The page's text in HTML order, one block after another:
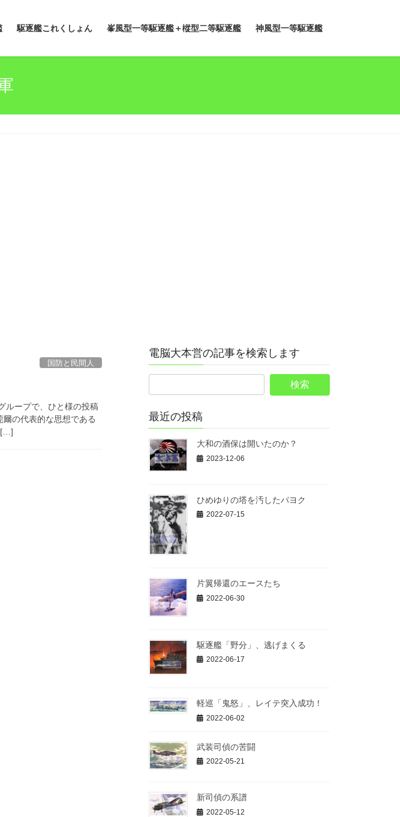
駆逐艦これくしょん 峯風型一等駆逐艦＋樅型二等駆逐艦 神風型一等駆逐艦
国防と民間人
ループで、ひと様の投稿
爾の代表的な思想である
[…]
電脳大本営の記事を検索します
最近の投稿
大和の酒保は開いたのか？
2023-12-06
ひめゆりの塔を汚したパヨク
2022-07-15
片翼帰還のエースたち
2022-06-30
駆逐艦「野分」、逃げまくる
2022-06-17
軽巡「鬼怒」、レイテ突入成功！
2022-06-02
武装司偵の苦闘
2022-05-21
新司偵の系譜
2022-05-12